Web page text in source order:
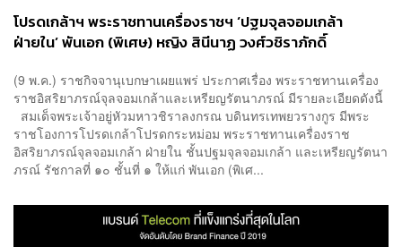
โปรดเกล้าฯ พระราชทานเครื่องราชฯ ‘ปฐมจุลจอมเกล้า
ฝ่ายใน’ พันเอก (พิเศษ) หญิง สินีนาฏ วงศ์วชิราภักดิ์
(9 พ.ค.) ราชกิจจานุเบกษาเผยแพร่ ประกาศเรื่อง พระราชทานเครื่อง
ราชอิสริยาภรณ์จุลจอมเกล้าและเหรียญรัตนาภรณ์ มีรายละเอียดดังนี้
สมเด็จพระเจ้าอยู่หัวมหาวชิราลงกรณ บดินทรเทพยวรางกูร มีพระ
ราชโองการโปรดเกล้าโปรดกระหม่อม พระราชทานเครื่องราช
อิสริยาภรณ์จุลจอมเกล้า ฝ่ายใน ชั้นปฐมจุลจอมเกล้า และเหรียญรัตนา
ภรณ์ รัชกาลที่ ๑๐ ชั้นที่ ๑ ให้แก่ พันเอก (พิเศ...